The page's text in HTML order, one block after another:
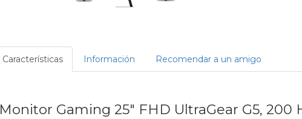
Características Información Recomendar a un amigo
Monitor Gaming 25" FHD UltraGear G5, 200